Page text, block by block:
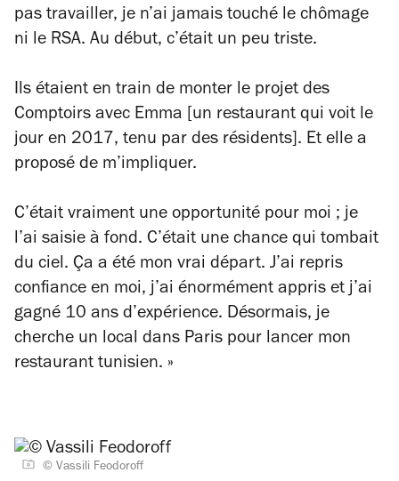
pas travailler, je n’ai jamais touché le chômage
ni le RSA. Au début, c’était un peu triste.
Ils étaient en train de monter le projet des
Comptoirs avec Emma [un restaurant qui voit le
jour en 2017, tenu par des résidents]. Et elle a
proposé de m’impliquer.
C’était vraiment une opportunité pour moi ; je
l’ai saisie à fond. C’était une chance qui tombait
du ciel. Ça a été mon vrai départ. J’ai repris
confiance en moi, j’ai énormément appris et j’ai
gagné 10 ans d’expérience. Désormais, je
cherche un local dans Paris pour lancer mon
restaurant tunisien. »
© Vassili Feodoroff